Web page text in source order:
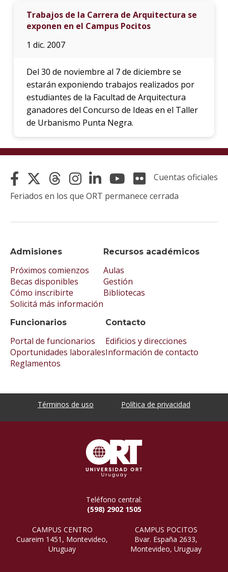
Trabajos de la Carrera de Arquitectura se
exponen en el Campus Pocitos
1 dic. 2007
Del 30 de noviembre al 7 de diciembre se
estarán exponiendo trabajos realizados por
estudiantes de la Facultad de Arquitectura
ganadores del Concurso de Ideas en el Taller
de Urbanismo Punta Negra.
Admisiones
Próximos comienzos
Becas disponibles
Cómo inscribirte
Solicitá más información
Recursos académicos
Aulas
Gestión
Bibliotecas
Funcionarios
Portal de funcionarios
Oportunidades laborales
Reglamentos
Contacto
Edificios y direcciones
Información de contacto
Cuentas oficiales
Feriados en los que ORT permanece cerrada
Términos de uso Política de privacidad
Teléfono central:
(598) 2902 1505
CAMPUS CENTRO
Cuareim 1451, Montevideo,
Uruguay
CAMPUS POCITOS
Bvar. España 2633,
Montevideo, Uruguay